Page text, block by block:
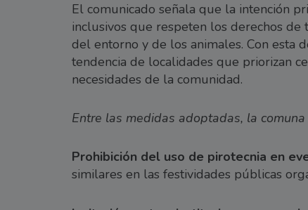
El comunicado señala que la intención
inclusivos que respeten los derechos
del entorno y de los animales. Con esta
tendencia de localidades que priorizan
necesidades de la comunidad.
Entre las medidas adoptadas, la
Prohibición del uso de pirotecnia en
similares en las festividades públicas